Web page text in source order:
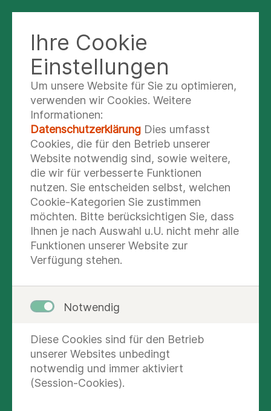
Gut vorbereitet für den
Ernstfall - Zehntes
Notfallmedizinisches
Symposium im Klinikum
Die Anforderungen in der Notfallmedizin
sind hoch und vielfältig – sowohl im
klinischen Bereich als auch im
Rettungsdienst. Um Fachkräfte
kontinuierlich auf aktuelle Entwicklungen,
fand im Asklepios Klinikum Schwalmstadt
Notfallmedizinisches Symposium statt.
9. Apr. 2026
Ihre Cookie
Einstellungen
Um unsere Website für Sie zu optimieren,
verwenden wir Cookies. Weitere
Informationen:
Datenschutzerklärung Dies umfasst
Cookies, die für den Betrieb unserer
Website notwendig sind, sowie weitere,
die wir für verbesserte Funktionen
nutzen. Sie entscheiden selbst, welchen
Cookie-Kategorien Sie zustimmen
möchten. Bitte berücksichtigen Sie, dass
Ihnen je nach Auswahl u.U. nicht mehr alle
Funktionen unserer Website zur
Verfügung stehen.
Notwendig
Diese Cookies sind für den Betrieb
unserer Websites unbedingt
notwendig und immer aktiviert
(Session-Cookies).